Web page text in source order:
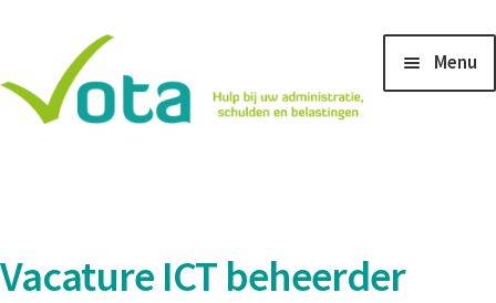
door
naar
naar
Menu
Vacature ICT beheerder